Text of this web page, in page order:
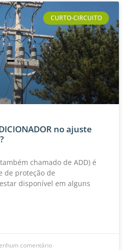
CURTO-CIRCUITO
no ajuste
chamado de ADD) é
de proteção de
disponível em alguns
comentário